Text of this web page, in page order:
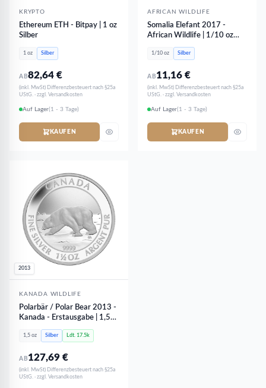
KRYPTO
Ethereum ETH - Bitpay | 1 oz
Silber
1 oz Silber
AB82,64€
(inkl. MwSt) Differenzbesteuert nach §25a
UStG. · zzgl. Versandkosten
Auf Lager(1 - 3 Tage)
KAUFEN
AFRICAN WILDLIFE
Somalia Elefant 2017 -
African Wildlife | 1/10 oz
1/10 oz Silber
AB 11,16€
(inkl. MwSt) Differenzbesteuert nach §25a
UStG. · zzgl. Versandkosten
Auf Lager(1 - 3 Tage)
KAUFEN
2013
KANADA WILDLIFE
Polarbär / Polar Bear 2013 -
Kanada - Erstausgabe | 1,5
oz Silber
1,5 oz Silber Ldt. 17.5k
AB 127,69€
(inkl. MwSt) Differenzbesteuert nach §25a
UStG. · zzgl. Versandkosten